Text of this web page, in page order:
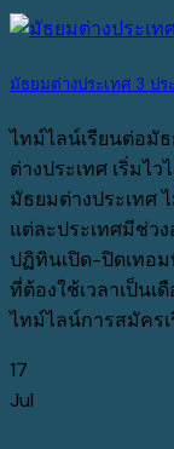
มัธยมต่างประเทศ 3 ป
ไทม์ไลน์เรียนต่อมั
ต่างประเทศ เริ่มไ
มัธยมต่างประเทศ
แต่ละประเทศมีช่ว
ปฏิทินเปิด-ปิดเทอ
ที่ต้องใช้เวลาเป็น
ไทม์ไลน์การสมัครเ
17
Jul